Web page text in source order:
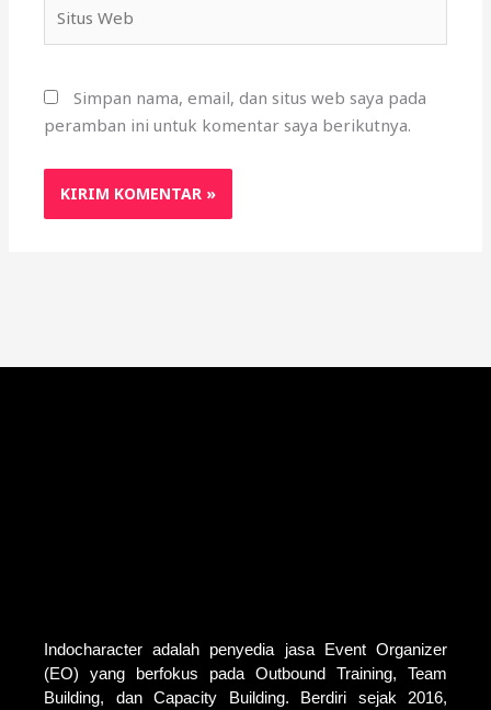
Web
Simpan nama, email, dan situs web saya pada
peramban ini untuk komentar saya berikutnya.
Indocharacter adalah penyedia jasa Event Organizer
(EO) yang berfokus pada Outbound Training, Team
Building, dan Capacity Building. Berdiri sejak 2016,